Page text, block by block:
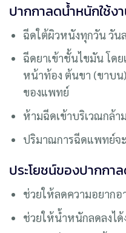
ปากกาลดน้ำหนักใช้ง
ฉีดใต้ผิวหนังทุกวัน วัน
ฉีดยาเข้าชั้นไขมัน โด
หน้าท้อง ต้นขา (ขาบ
ของแพทย์
ห้ามฉีดเข้าบริเวณกล้า
ปริมาณการฉีดแพทย์จ
ประโยชน์ของปากกา
ช่วยให้ลดความอยากอ
ช่วยให้น้ำหนักลดลงได้